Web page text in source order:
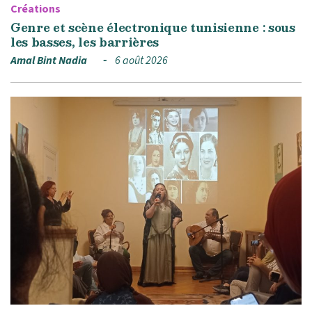
Créations
Genre et scène électronique tunisienne : sous
les basses, les barrières
Amal Bint Nadia 6 août 2026